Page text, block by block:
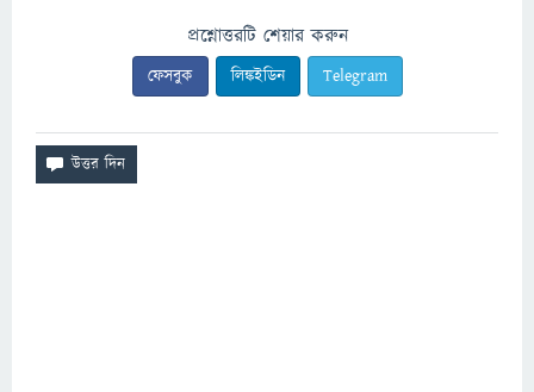
প্রশ্নোত্তরটি শেয়ার করুন
ফেসবুক লিঙ্কইডিন Telegram